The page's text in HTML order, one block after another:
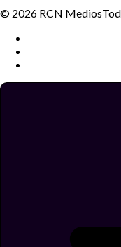
© 2026 RCN Medios